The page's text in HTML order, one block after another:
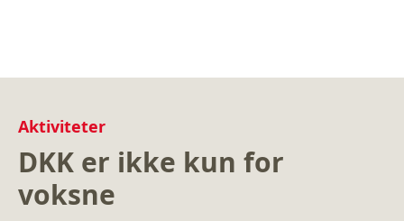
Aktiviteter
DKK er ikke kun for
voksne